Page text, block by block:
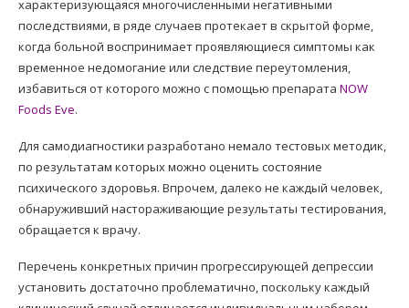
характеризующаяся многочисленными негативными
последствиями, в ряде случаев протекает в скрытой форме,
когда больной воспринимает проявляющиеся симптомы как
временное недомогание или следствие переутомления,
избавиться от которого можно с помощью препарата NOW
Foods Eve.
Для самодиагностики разработано немало тестовых методик,
по результатам которых можно оценить состояние
психического здоровья. Впрочем, далеко не каждый человек,
обнаруживший настораживающие результаты тестирования,
обращается к врачу.
Перечень конкретных причин прогрессирующей депрессии
установить достаточно проблематично, поскольку каждый